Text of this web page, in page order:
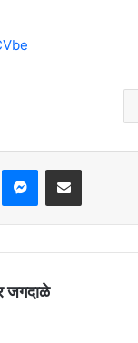
Messenger
Share via Email
जगदाळे